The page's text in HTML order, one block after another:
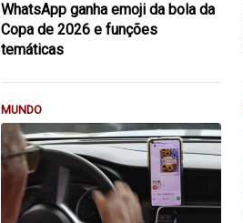
WhatsApp ganha emoji da bola da
Copa de 2026 e funções
temáticas
MUNDO